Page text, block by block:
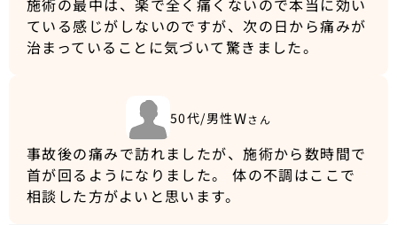
施術の最中は、楽で全く痛くないので本当に効い
ている感じがしないのですが、次の日から痛みが
治まっていることに気づいて驚きました。
50代/男性Wさん
事故後の痛みで訪れましたが、施術から数時間で
首が回るようになりました。 体の不調はここで
相談した方がよいと思います。